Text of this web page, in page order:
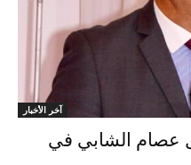
آخر الأخبار
عصام الشابي في